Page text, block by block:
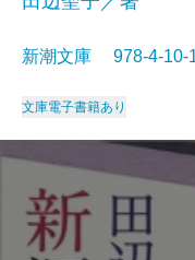
新潮文庫 978-4-
文庫電子書籍あり